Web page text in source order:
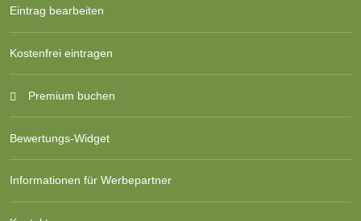
Eintrag bearbeiten
Kostenfrei eintragen
Premium buchen
Bewertungs-Widget
Informationen für Werbepartner